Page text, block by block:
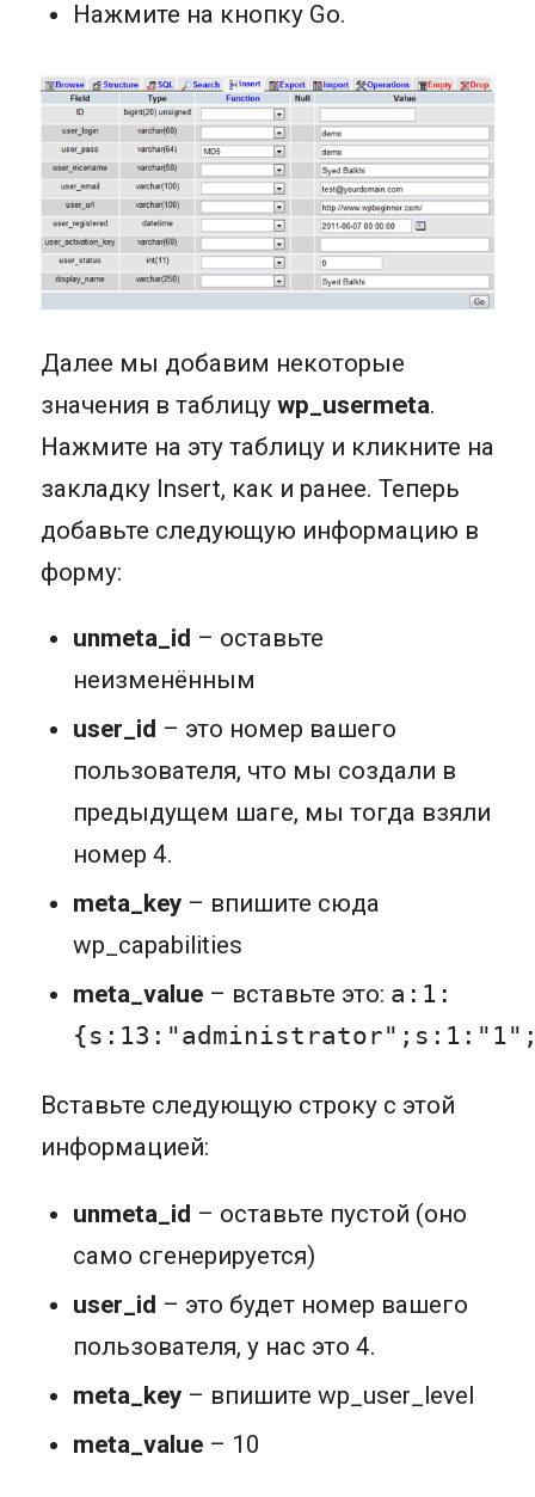
Нажмите на кнопку Go.
Далее мы добавим некоторые
значения в таблицу wp_usermeta.
Нажмите на эту таблицу и кликните на
закладку Insert, как и ранее. Теперь
добавьте следующую информацию в
форму:
unmeta_id – оставьте
неизменённым
user_id – это номер вашего
пользователя, что мы создали в
предыдущем шаге, мы тогда взяли
номер 4.
meta_key – впишите сюда
wp_capabilities
meta_value – вставьте это: a:1:
Вставьте следующую строку с этой
информацией:
unmeta_id – оставьте пустой (оно
само сгенерируется)
user_id – это будет номер вашего
пользователя, у нас это 4.
meta_key – впишите wp_user_level
meta_value – 10